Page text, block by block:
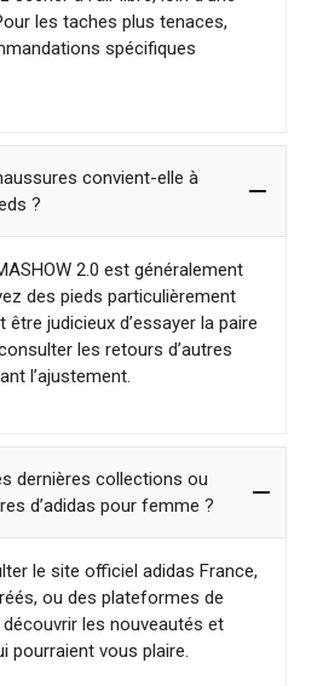
les taches plus tenaces,
spécifiques
convient-elle à
?
2.0 est généralement
des pieds particulièrement
être judicieux d’essayer la paire
les retours d’autres
l’ajustement.
dernières collections ou
d’adidas pour femme ?
le site officiel adidas France,
ou des plateformes de
les nouveautés et
pourraient vous plaire.